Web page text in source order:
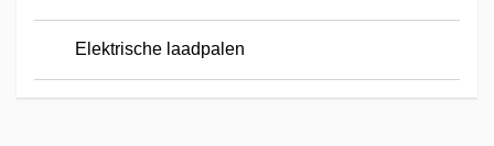
Elektrische laadpalen